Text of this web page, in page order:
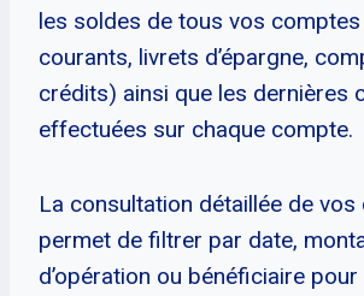
les soldes de tous vos
courants, livrets d’épargne,
crédits) ainsi que les dernières
effectuées sur chaque compte.
La consultation détaillée de vos
permet de filtrer par date,
d’opération ou bénéficiaire